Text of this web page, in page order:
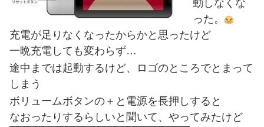
動しなくな
った。
充電が足りなくなったからかと思ったけど
一晩充電しても変わらず…
途中までは起動するけど、ロゴのところでとまって
しまう
ボリュームボタンの＋と電源を長押しすると
なおったりするらしいと聞いて、やってみたけど